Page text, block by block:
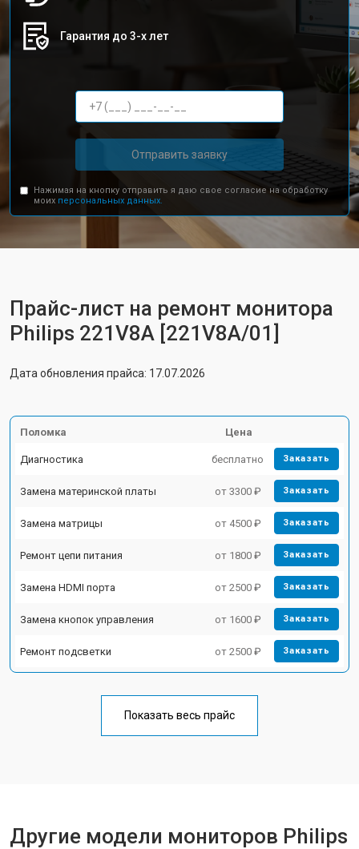
Гарантия до 3-х лет
Отправить заявку
Нажимая на кнопку отправить я даю свое согласие на обработку
моих персональных данных.
Прайс-лист на ремонт монитора
Philips 221V8A [221V8A/01]
Дата обновления прайса: 17.07.2026
Поломка Цена
Диагностика бесплатно Заказать
Замена материнской платы от 3300 ₽ Заказать
Замена матрицы от 4500 ₽ Заказать
Ремонт цепи питания от 1800 ₽ Заказать
Замена HDMI порта от 2500 ₽ Заказать
Замена кнопок управления от 1600 ₽ Заказать
Ремонт подсветки от 2500 ₽ Заказать
Показать весь прайс
Другие модели мониторов Philips